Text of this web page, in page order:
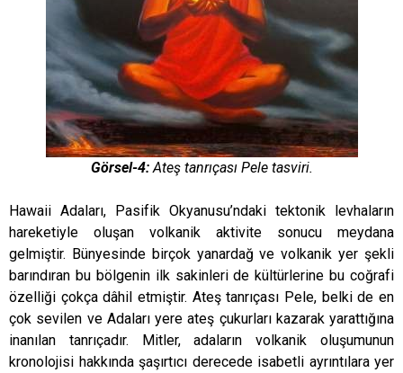
Görsel-4:Ateş tanrıçası Pele tasviri.
Hawaii Adaları, Pasifik Okyanusu’ndaki tektonik levhaların
hareketiyle oluşan volkanik aktivite sonucu meydana
gelmiştir. Bünyesinde birçok yanardağ ve volkanik yer şekli
barındıran bu bölgenin ilk sakinleri de kültürlerine bu coğrafi
özelliği çokça dâhil etmiştir. Ateş tanrıçası Pele, belki de en
çok sevilen ve Adaları yere ateş çukurları kazarak yarattığına
inanılan tanrıçadır. Mitler, adaların volkanik oluşumunun
kronolojisi hakkında şaşırtıcı derecede isabetli ayrıntılara yer